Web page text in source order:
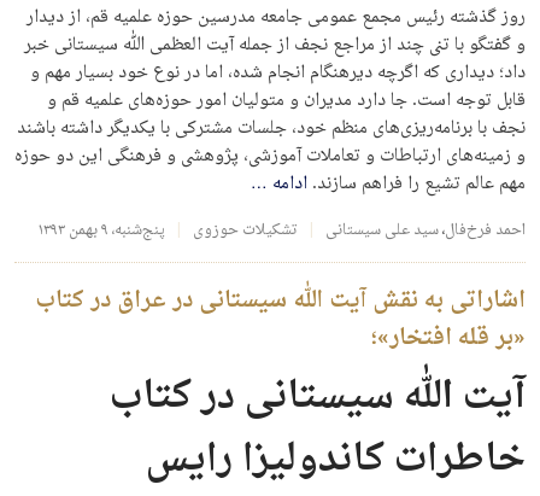
روز گذشته رئیس مجمع عمومی جامعه مدرسین حوزه علمیه قم، از دیدار
و گفتگو با تنی چند از مراجع نجف از جمله آیت العظمی الله سیستانی خبر
داد؛ دیداری که اگرچه دیرهنگام انجام شده، اما در نوع خود بسیار مهم و
قابل توجه است. جا دارد مدیران و متولیان امور حوزه‌های علمیه قم و
نجف با برنامه‌ریزی‌های منظم خود، جلسات مشترکی با یکدیگر داشته باشند
و زمینه‌های ارتباطات و تعاملات آموزشی، پژوهشی و فرهنگی این دو حوزه
مهم عالم تشیع را فراهم سازند.ادامه …
احمد فرخ‌فال،سید علی سیستانی تشکیلات حوزوی پنج‌شنبه، ۹ بهمن ۱۳۹۳
اشاراتی به نقش آیت الله سیستانی در عراق در کتاب
«بر قله افتخار»؛
آیت الله سیستانی در کتاب
خاطرات کاندولیزا رایس